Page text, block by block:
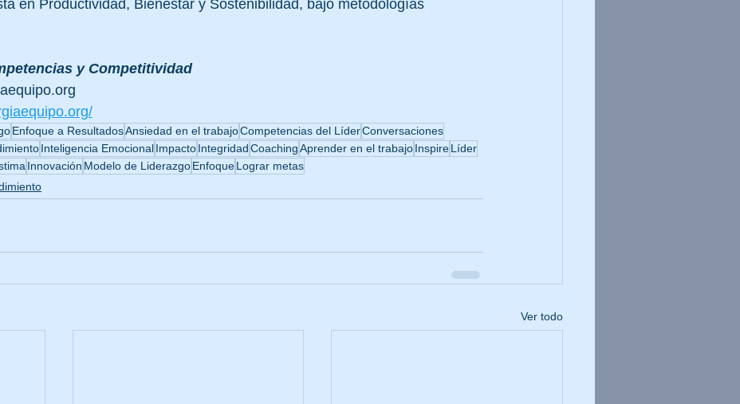
en Productividad, Bienestar y Sostenibilidad, bajo metodologías
y Competitividad
Enfoque a ResultadosAnsiedad en el trabajoCompetencias del LíderConversaciones
Inteligencia EmocionalImpactoIntegridadCoachingAprender en el trabajoInspireLíder
Innovación Modelo de LiderazgoEnfoqueLograr metas
Ver todo